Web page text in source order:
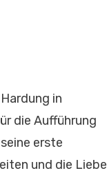
in
die Aufführung
erste
und die Liebe